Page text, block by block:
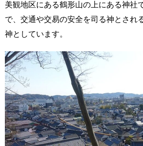
美観地区にある鶴形山の上にある神社
で、交通や交易の安全を司る神とされ
神としています。